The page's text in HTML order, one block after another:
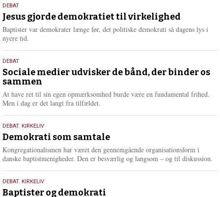
e
r
e
18.
maj
2026
DEBAT
Jesus gjorde demokratiet til virkelighed
Baptister var demokrater længe før, det politiske demokrati så dagens lys i
nyere tid.
18.
maj
2026
DEBAT
Sociale medier udvisker de bånd, der binder os
sammen
At have ret til sin egen opmærksomhed burde være en fundamental frihed.
Men i dag er det langt fra tilfældet.
18.
maj
2026
DEBAT, KIRKELIV
Demokrati som samtale
Kongregationalismen har været den gennemgående organisationsform i
danske baptistmenigheder. Den er besværlig og langsom – og til diskussion.
18.
maj
DEBAT, KIRKELIV
Baptister og demokrati